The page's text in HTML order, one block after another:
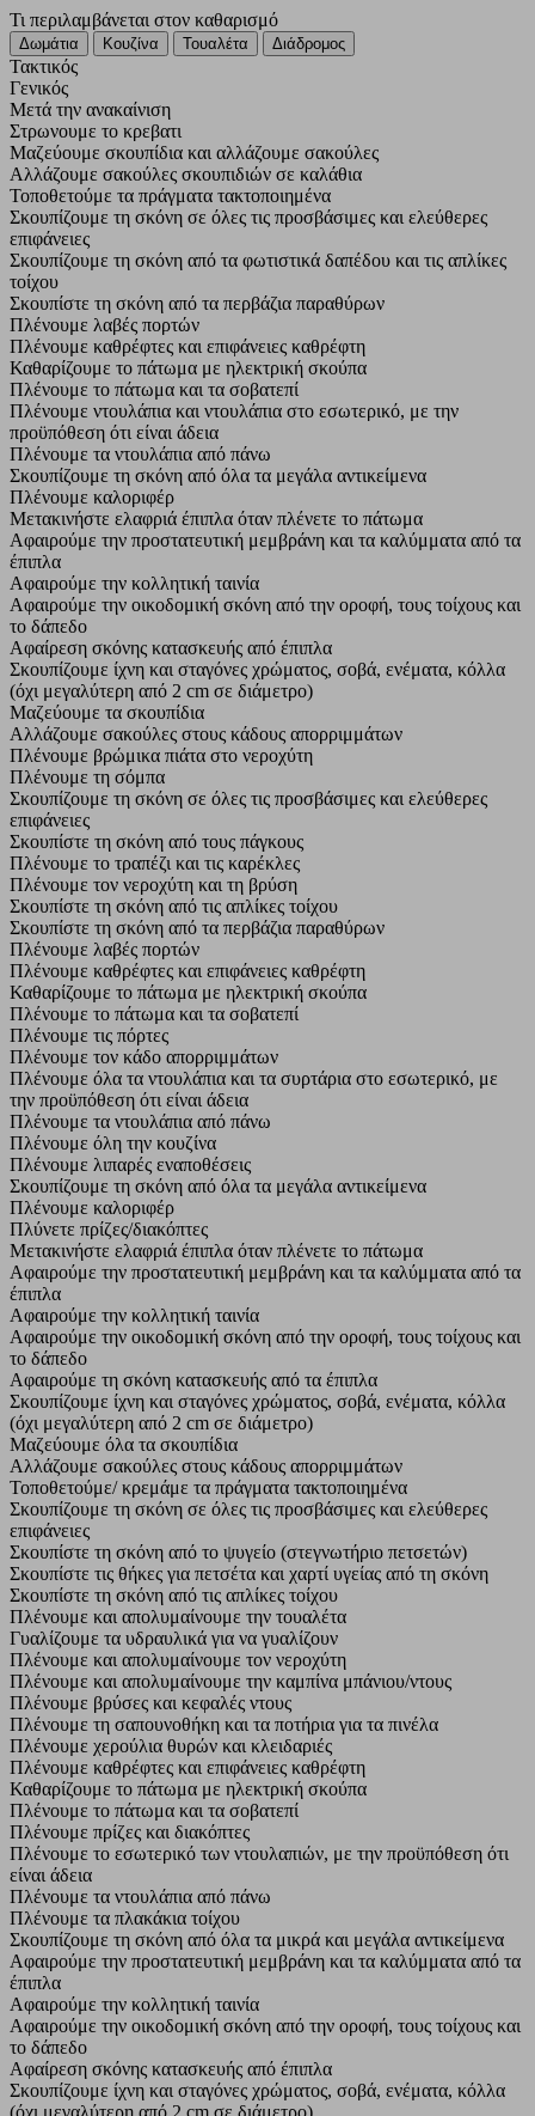
Τι περιλαμβάνεται στον καθαρισμό
Τακτικός
Γενικός
Μετά την ανακαίνιση
Στρωνουμε το κρεβατι
Μαζεύουμε σκουπίδια και αλλάζουμε σακούλες
Αλλάζουμε σακούλες σκουπιδιών σε καλάθια
Τοποθετούμε τα πράγματα τακτοποιημένα
Σκουπίζουμε τη σκόνη σε όλες τις προσβάσιμες και ελεύθερες
επιφάνειες
Σκουπίζουμε τη σκόνη από τα φωτιστικά δαπέδου και τις απλίκες
τοίχου
Σκουπίστε τη σκόνη από τα περβάζια παραθύρων
Πλένουμε λαβές πορτών
Πλένουμε καθρέφτες και επιφάνειες καθρέφτη
Καθαρίζουμε το πάτωμα με ηλεκτρική σκούπα
Πλένουμε το πάτωμα και τα σοβατεπί
Πλένουμε ντουλάπια και ντουλάπια στο εσωτερικό, με την
προϋπόθεση ότι είναι άδεια
Πλένουμε τα ντουλάπια από πάνω
Σκουπίζουμε τη σκόνη από όλα τα μεγάλα αντικείμενα
Πλένουμε καλοριφέρ
Μετακινήστε ελαφριά έπιπλα όταν πλένετε το πάτωμα
Αφαιρούμε την προστατευτική μεμβράνη και τα καλύμματα από τα
έπιπλα
Αφαιρούμε την κολλητική ταινία
Αφαιρούμε την οικοδομική σκόνη από την οροφή, τους τοίχους και
το δάπεδο
Αφαίρεση σκόνης κατασκευής από έπιπλα
Σκουπίζουμε ίχνη και σταγόνες χρώματος, σοβά, ενέματα, κόλλα
(όχι μεγαλύτερη από 2 cm σε διάμετρο)
Μαζεύουμε τα σκουπίδια
Αλλάζουμε σακούλες στους κάδους απορριμμάτων
Πλένουμε βρώμικα πιάτα στο νεροχύτη
Πλένουμε τη σόμπα
Σκουπίζουμε τη σκόνη σε όλες τις προσβάσιμες και ελεύθερες
επιφάνειες
Σκουπίστε τη σκόνη από τους πάγκους
Πλένουμε το τραπέζι και τις καρέκλες
Πλένουμε τον νεροχύτη και τη βρύση
Σκουπίστε τη σκόνη από τις απλίκες τοίχου
Σκουπίστε τη σκόνη από τα περβάζια παραθύρων
Πλένουμε λαβές πορτών
Πλένουμε καθρέφτες και επιφάνειες καθρέφτη
Καθαρίζουμε το πάτωμα με ηλεκτρική σκούπα
Πλένουμε το πάτωμα και τα σοβατεπί
Πλένουμε τις πόρτες
Πλένουμε τον κάδο απορριμμάτων
Πλένουμε όλα τα ντουλάπια και τα συρτάρια στο εσωτερικό, με
την προϋπόθεση ότι είναι άδεια
Πλένουμε τα ντουλάπια από πάνω
Πλένουμε όλη την κουζίνα
Πλένουμε λιπαρές εναποθέσεις
Σκουπίζουμε τη σκόνη από όλα τα μεγάλα αντικείμενα
Πλένουμε καλοριφέρ
Πλύνετε πρίζες/διακόπτες
Μετακινήστε ελαφριά έπιπλα όταν πλένετε το πάτωμα
Αφαιρούμε την προστατευτική μεμβράνη και τα καλύμματα από τα
έπιπλα
Αφαιρούμε την κολλητική ταινία
Αφαιρούμε την οικοδομική σκόνη από την οροφή, τους τοίχους και
το δάπεδο
Αφαιρούμε τη σκόνη κατασκευής από τα έπιπλα
Σκουπίζουμε ίχνη και σταγόνες χρώματος, σοβά, ενέματα, κόλλα
(όχι μεγαλύτερη από 2 cm σε διάμετρο)
Μαζεύουμε όλα τα σκουπίδια
Αλλάζουμε σακούλες στους κάδους απορριμμάτων
Τοποθετούμε/ κρεμάμε τα πράγματα τακτοποιημένα
Σκουπίζουμε τη σκόνη σε όλες τις προσβάσιμες και ελεύθερες
επιφάνειες
Σκουπίστε τη σκόνη από το ψυγείο (στεγνωτήριο πετσετών)
Σκουπίστε τις θήκες για πετσέτα και χαρτί υγείας από τη σκόνη
Σκουπίστε τη σκόνη από τις απλίκες τοίχου
Πλένουμε και απολυμαίνουμε την τουαλέτα
Γυαλίζουμε τα υδραυλικά για να γυαλίζουν
Πλένουμε και απολυμαίνουμε τον νεροχύτη
Πλένουμε και απολυμαίνουμε την καμπίνα μπάνιου/ντους
Πλένουμε βρύσες και κεφαλές ντους
Πλένουμε τη σαπουνοθήκη και τα ποτήρια για τα πινέλα
Πλένουμε χερούλια θυρών και κλειδαριές
Πλένουμε καθρέφτες και επιφάνειες καθρέφτη
Καθαρίζουμε το πάτωμα με ηλεκτρική σκούπα
Πλένουμε το πάτωμα και τα σοβατεπί
Πλένουμε πρίζες και διακόπτες
Πλένουμε το εσωτερικό των ντουλαπιών, με την προϋπόθεση ότι
είναι άδεια
Πλένουμε τα ντουλάπια από πάνω
Πλένουμε τα πλακάκια τοίχου
Σκουπίζουμε τη σκόνη από όλα τα μικρά και μεγάλα αντικείμενα
Αφαιρούμε την προστατευτική μεμβράνη και τα καλύμματα από τα
έπιπλα
Αφαιρούμε την κολλητική ταινία
Αφαιρούμε την οικοδομική σκόνη από την οροφή, τους τοίχους και
το δάπεδο
Αφαίρεση σκόνης κατασκευής από έπιπλα
Σκουπίζουμε ίχνη και σταγόνες χρώματος, σοβά, ενέματα, κόλλα
(όχι μεγαλύτερη από 2 cm σε διάμετρο)